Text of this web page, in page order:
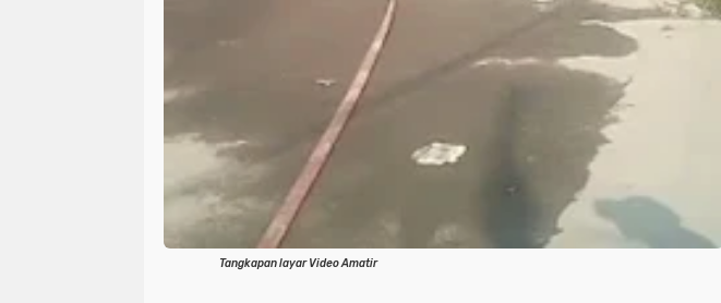
Tangkapan layar Video Amatir